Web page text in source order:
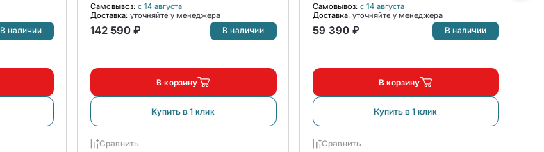
В наличии
Самовывоз: с 14 августа
Доставка: уточняйте у менеджера
142 590 ₽ В наличии
В корзину
Купить в 1 клик
Сравнить
Самовывоз: с 14 августа
Доставка: уточняйте у менеджера
59 390 ₽ В наличии
В корзину
Купить в 1 клик
Сравнить